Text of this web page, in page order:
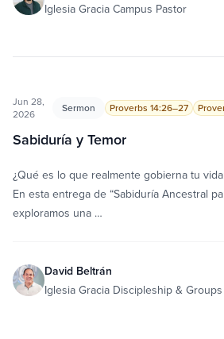
Iglesia Gracia Campus Pastor
Jun 28,
2026
Sermon Proverbs 14:26–27
Sabiduría y Temor
¿Qué es lo que realmente gobierna tu
En esta entrega de “Sabiduría Ancestral
exploramos una …
David Beltrán
Iglesia Gracia Discipleship & Groups